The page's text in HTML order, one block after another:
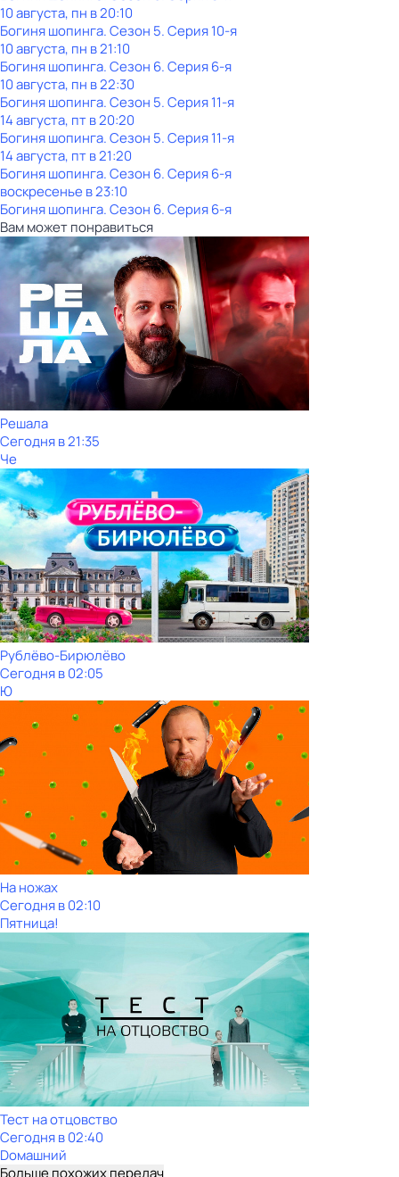
10 августа, пн в 20:10
Богиня шопинга. Сезон 5. Серия 10-я
10 августа, пн в 21:10
Богиня шопинга. Сезон 6. Серия 6-я
10 августа, пн в 22:30
Богиня шопинга. Сезон 5. Серия 11-я
14 августа, пт в 20:20
Богиня шопинга. Сезон 5. Серия 11-я
14 августа, пт в 21:20
Богиня шопинга. Сезон 6. Серия 6-я
воскресенье в23:10
Богиня шопинга. Сезон 6. Серия 6-я
Вам может понравиться
Решала
Сегодня в 21:35
Че
Рублёво-Бирюлёво
Сегодня в 02:05
Ю
На ножах
Сегодня в 02:10
Пятница!
Тест на отцовство
Сегодня в 02:40
Dомашний
Больше похожих передач